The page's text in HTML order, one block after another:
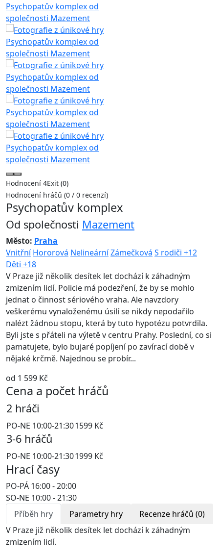
Hodnocení 4Exit (0)
Hodnocení hráčů (0 / 0 recenzí)
Psychopatův komplex
Od společnosti Mazement
Město: Praha
Vnitřní Hororová NelineárníZámečková S rodiči +12
Děti +18
V Praze již několik desítek let dochází k záhadným
zmizením lidí. Policie má podezření, že by se mohlo
jednat o činnost sériového vraha. Ale navzdory
veškerému vynaloženému úsilí se nikdy nepodařilo
nalézt žádnou stopu, která by tuto hypotézu potvrdila.
Byli jste s přáteli na výletě v centru Prahy. Poslední, co si
pamatujete, bylo bujaré popíjení po zavírací době v
nějaké krčmě. Najednou se probír...
od 1 599 Kč
Cena a počet hráčů
2 hráči
PO-NE 10:00-21:301599 Kč
3-6 hráčů
PO-NE 10:00-21:301999 Kč
Hrací časy
PO-PÁ 16:00-20:00
SO-NE 10:00-21:30
Příběh hry
Parametry hry
Recenze hráčů (0)
V Praze již několik desítek let dochází k záhadným
zmizením lidí.